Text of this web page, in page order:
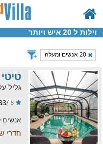
וילות ל 20 איש ויותר
20 אנשים ומעלה
גליל
5
/
אנשים
חדרי שינה